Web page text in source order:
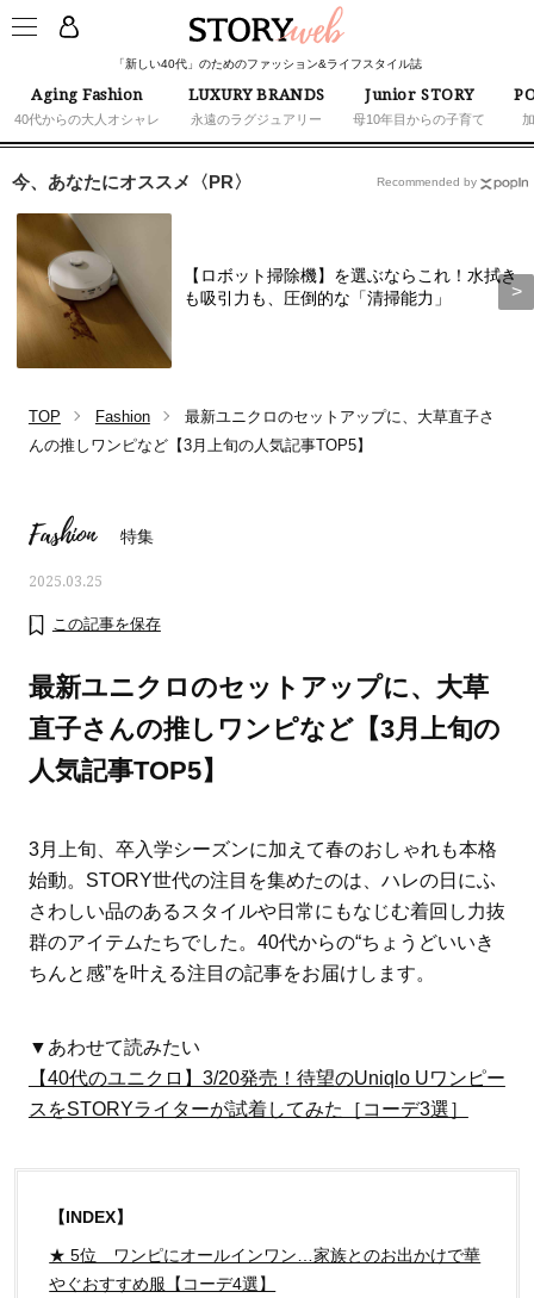
「新しい40代」のためのファッション&ライフスタイル誌
Aging Fashion
40代からの大人オシャレ
LUXURY BRANDS
永遠のラグジュアリー
Junior STORY
母10年目からの子育て
ママとパパに贈る「ジェンダーレ
ス学」
人気の40代髪型・ヘア
タログ
今、あなたにオススメ〈PR〉
【ロボット掃除機】を選ぶならこれ！水拭き
も吸引力も、圧倒的な「清掃能力」
Recommended by
TOP Fashion
最新ユニクロのセットアップに、大草直子さ
んの推しワンピなど【3月上旬の人気記事TOP5】
Fashion 特集
2025.03.25
この記事を保存
最新ユニクロのセットアップに、大草
直子さんの推しワンピなど【3月上旬の
人気記事TOP5】
3月上旬、卒入学シーズンに加えて春のおしゃれも本格
始動。STORY世代の注目を集めたのは、ハレの日にふ
さわしい品のあるスタイルや日常にもなじむ着回し力抜
群のアイテムたちでした。40代からの“ちょうどいいき
ちんと感”を叶える注目の記事をお届けします。
▼あわせて読みたい
【40代のユニクロ】3/20発売！待望のUniqlo Uワンピー
スをSTORYライターが試着してみた［コーデ3選］
【INDEX】
★ 5位 ワンピにオールインワン…家族とのお出かけで華
やぐおすすめ服【コーデ4選】